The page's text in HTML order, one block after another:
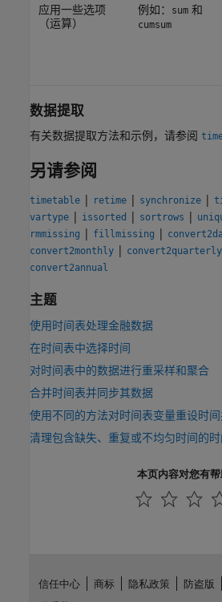
应用一些选项
（运算）
例如： sum和
cumsum
数据提取
有关数据提取方法和示例，请参阅
另请参阅
timetable | retime | synchronize |
vartype | issorted | sortrows |
rmmissing | fillmissing |
convert2monthly | convert2quarterly
convert2annual
主题
使用时间表处理金融数据
在时间表中选择时间
对时间表中的数据进行重采样和聚合
合并时间表并同步其数据
使用不同的方法对时间表变量重设时
清理包含缺失、重复或不均匀时间的
本页内容对您有帮
信任中心 商标 隐私政策 防盗版